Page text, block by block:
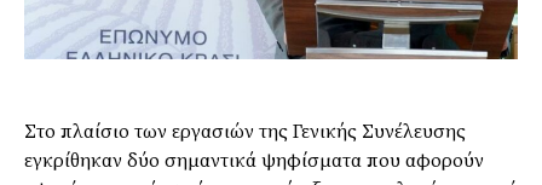
Στο πλαίσιο των εργασιών της Γενικής Συνέλευσης
εγκρίθηκαν δύο σημαντικά ψηφίσματα που αφορούν